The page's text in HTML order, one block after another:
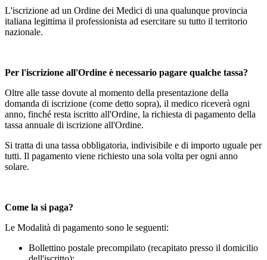
L'iscrizione ad un Ordine dei Medici di una qualunque provincia
italiana legittima il professionista ad esercitare su tutto il territorio
nazionale.
Per l'iscrizione all'Ordine è necessario pagare qualche tassa?
Oltre alle tasse dovute al momento della presentazione della
domanda di iscrizione (come detto sopra), il medico riceverà ogni
anno, finché resta iscritto all'Ordine, la richiesta di pagamento della
tassa annuale di iscrizione all'Ordine.
Si tratta di una tassa obbligatoria, indivisibile e di importo uguale per
tutti. Il pagamento viene richiesto una sola volta per ogni anno
solare.
Come la si paga?
Le Modalità di pagamento sono le seguenti:
Bollettino postale precompilato (recapitato presso il domicilio